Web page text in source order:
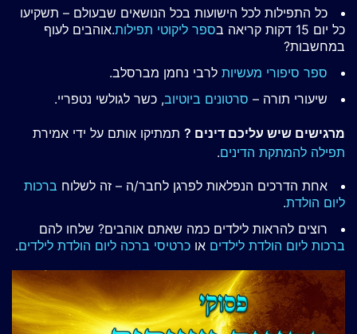
כל התפילות לכל הישועות בכל הנושאים שבעולם – תשקיעו
כל יום 15 דקות קריאה ב
ספר ליקוטי תפילות.אוהבים לעוף
במחשבות?
ספר סיפורי מעשיות לרבי נחמן מברסלב.
שיעורי תורה – סרטונים ביוטיוב, כשר לגולשי נטפריי.
מרגישים שיש עליכם דינים ? תמתיקו אותם על ידי אמירת
תפילה להמתקת הדינים.
אחת הדרכים הנפלאות לפרגן לחבר/ה – זה לשלוח ברכות
ליום הולדת.
רוצים להראות לילדים כמה שאתם אוהבים? שלחו להם
ברכות ליום הולדת לילדים או כרטיסי ברכה ליום הולדת לילדים.